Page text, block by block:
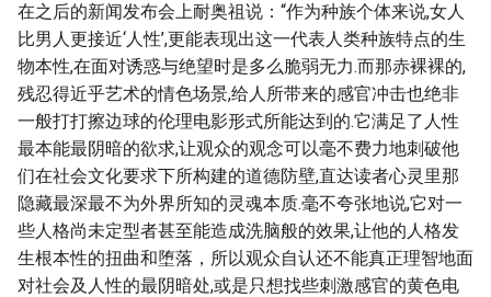
在之后的新闻发布会上耐奥祖说：“作为种族个体来说,女人
比男人更接近‘人性’,更能表现出这一代表人类种族特点的生
物本性,在面对诱惑与绝望时是多么脆弱无力.而那赤裸裸的,
残忍得近乎艺术的情色场景,给人所带来的感官冲击也绝非
一般打打擦边球的伦理电影形式所能达到的.它满足了人性
最本能最阴暗的欲求,让观众的观念可以毫不费力地刺破他
们在社会文化要求下所构建的道德防壁,直达读者心灵里那
隐藏最深最不为外界所知的灵魂本质.毫不夸张地说,它对一
些人格尚未定型者甚至能造成洗脑般的效果,让他的人格发
生根本性的扭曲和堕落，所以观众自认还不能真正理智地面
对社会及人性的最阴暗处,或是只想找些刺激感官的黄色电